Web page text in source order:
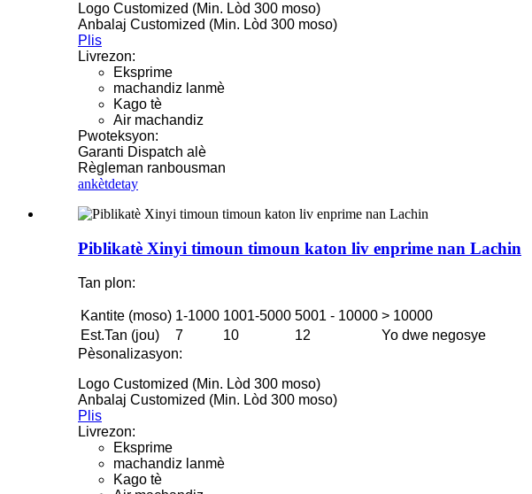
Logo Customized (Min. Lòd 300 moso)
Anbalaj Customized (Min. Lòd 300 moso)
Plis
Livrezon:
Eksprime
machandiz lanmè
Kago tè
Air machandiz
Pwoteksyon:
Garanti Dispatch alè
Règleman ranbousman
ankètdetay
Piblikatè Xinyi timoun timoun katon liv enprime nan Lachin
Tan plon:
Kantite (moso) 1-1000 1001-5000 5001 - 10000 > 10000
Est.Tan (jou)
7 10 12
Yo dwe negosye
Pèsonalizasyon:
Logo Customized (Min. Lòd 300 moso)
Anbalaj Customized (Min. Lòd 300 moso)
Plis
Livrezon:
Eksprime
machandiz lanmè
Kago tè